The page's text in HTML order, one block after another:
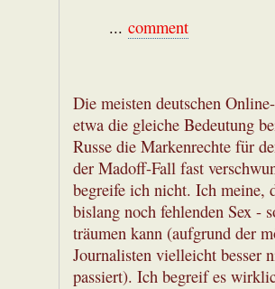
... comment
Die meisten deutschen
etwa die gleiche Bedeutung
Russe die Markenrechte für
der Madoff-Fall fast
begreife ich nicht. Ich meine,
bislang noch fehlenden Sex -
träumen kann (aufgrund der
Journalisten vielleicht besser
passiert). Ich begreif es